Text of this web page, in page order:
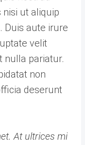
ut aliquip
Duis aute irure
velit
nulla pariatur.
non
deserunt
At ultrices mi